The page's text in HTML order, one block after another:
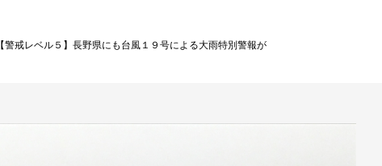
【警戒レベル５】長野県にも台風１９号による大雨特別警報が